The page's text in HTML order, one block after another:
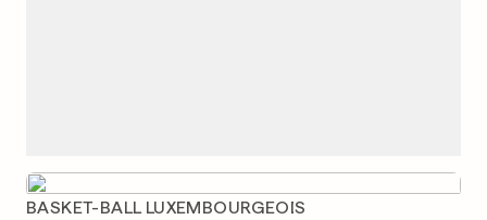
BASKET-BALL LUXEMBOURGEOIS